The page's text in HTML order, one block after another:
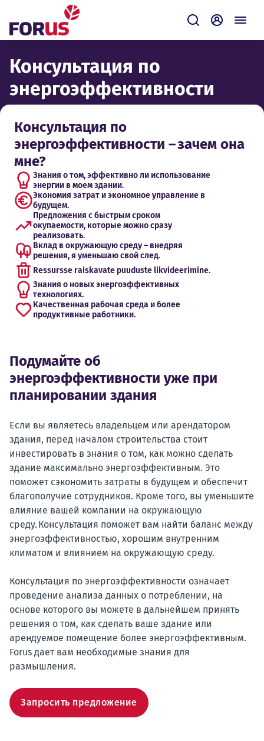
Отправить
Консультация по
энергоэффективности
Консультация по
энергоэффективности – зачем она
мне?
Знания о том, эффективно ли использование
энергии в моем здании.
Экономия затрат и экономное управление в
будущем.
Предложения с быстрым сроком
окупаемости, которые можно сразу
реализовать.
Вклад в окружающую среду – внедряя
решения, я уменьшаю свой след.
Ressursse raiskavate puuduste likvideerimine.
Знания о новых энергоэффективных
технологиях.
Качественная рабочая среда и более
продуктивные работники.
Подумайте об
энергоэффективности уже при
планировании здания
Если вы являетесь владельцем или арендатором
здания, перед началом строительства стоит
инвестировать в знания о том, как можно сделать
здание максимально энергоэффективным. Это
поможет сэкономить затраты в будущем и обеспечит
благополучие сотрудников. Кроме того, вы уменьшите
влияние вашей компании на окружающую
среду. Консультация поможет вам найти баланс между
энергоэффективностью, хорошим внутренним
климатом и влиянием на окружающую среду.
Консультация по энергоэффективности означает
проведение анализа данных о потреблении, на
основе которого вы можете в дальнейшем принять
решения о том, как сделать ваше здание или
арендуемое помещение более энергоэффективным.
Forus дает вам необходимые знания для
размышления.
Запросить предложение